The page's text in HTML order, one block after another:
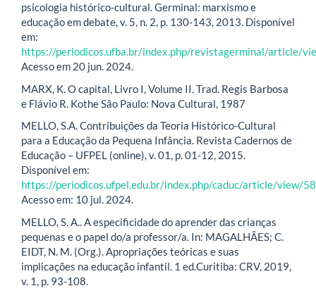
psicologia histórico-cultural. Germinal: marxismo e
educação em debate, v. 5, n. 2, p. 130-143, 2013. Disponível
em:
https://periodicos.ufba.br/index.php/revistagerminal/article/
Acesso em 20 jun. 2024.
MARX, K. O capital, Livro I, Volume II. Trad. Regis Barbosa
e Flávio R. Kothe São Paulo: Nova Cultural, 1987
MELLO, S.A. Contribuições da Teoria Histórico-Cultural
para a Educação da Pequena Infância. Revista Cadernos de
Educação – UFPEL (online), v. 01, p. 01-12, 2015.
Disponível em:
https://periodicos.ufpel.edu.br/index.php/caduc/article/view/
Acesso em: 10 jul. 2024.
MELLO, S. A.. A especificidade do aprender das crianças
pequenas e o papel do/a professor/a. In: MAGALHÃES; C.
EIDT, N. M. (Org.). Apropriações teóricas e suas
implicações na educação infantil. 1 ed.Curitiba: CRV, 2019,
v. 1, p. 93-108.